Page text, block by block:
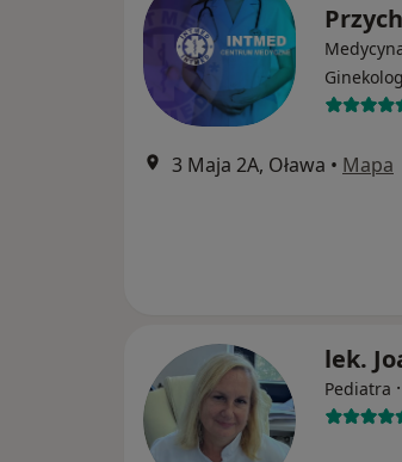
3 Maja 2A, Oława • Mapa
lek.
Pediatra ·